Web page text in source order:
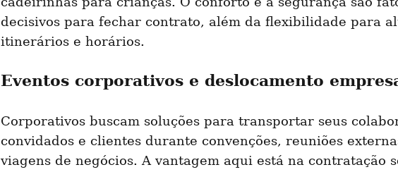
decisivos para fechar contrato, além da flexibilidade para
itinerários e horários.
Eventos corporativos e deslocamento
Corporativos buscam soluções para transportar seus
convidados e clientes durante convenções, reuniões
viagens de negócios. A vantagem aqui está na contratação